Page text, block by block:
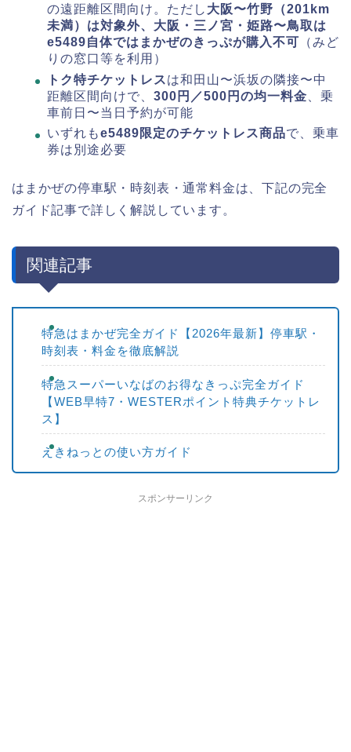
の遠距離区間向け。ただし 大阪〜竹野（201km
未満）は対象外、大阪・三ノ宮・姫路〜鳥取は
e5489自体ではまかぜのきっぷが購入不可 （みど
りの窓口等を利用）
トク特チケットレスは和田山〜浜坂の隣接〜中
距離区間向けで、 300円／500円の均一料金 、乗
車前日〜当日予約が可能
いずれもe5489限定のチケットレス商品で、乗車
券は別途必要
はまかぜの停車駅・時刻表・通常料金は、下記の完全
ガイド記事で詳しく解説しています。
関連記事
特急はまかぜ完全ガイド【2026年最新】停車駅・
時刻表・料金を徹底解説
特急スーパーいなばのお得なきっぷ完全ガイド
【WEB早特7・WESTERポイント特典チケットレ
ス】
えきねっとの使い方ガイド
スポンサーリンク